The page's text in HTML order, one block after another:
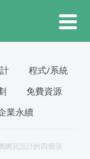
程式/系統
免費資源
業永續
網頁設計的四個須